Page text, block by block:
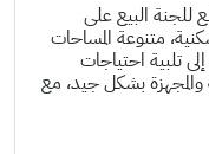
للجنة البيع على
من ( 14 ) وحدة سكنية، متنوعة المساحات
تلبية احتياجات
والمجهزة بشكل جيد، مع